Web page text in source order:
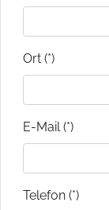
Ort (*)
E-Mail (*)
Telefon (*)